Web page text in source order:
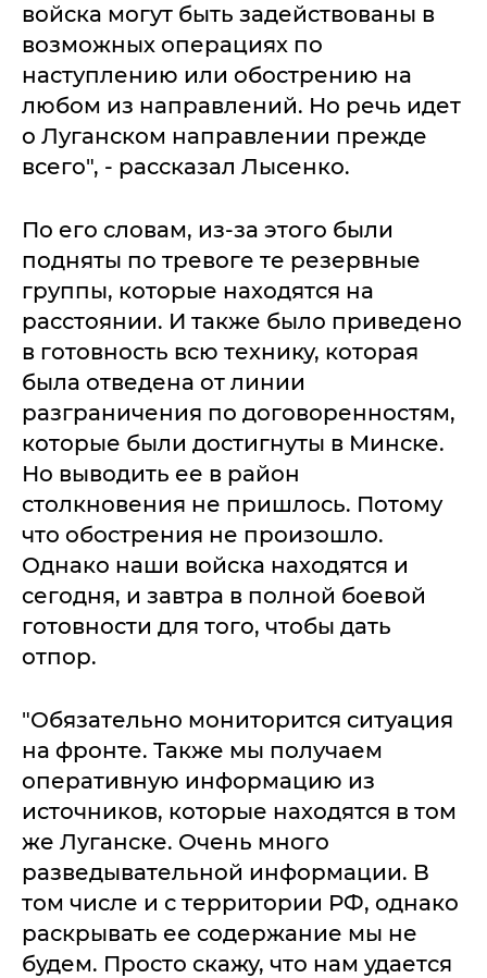
войска могут быть задействованы в
возможных операциях по
наступлению или обострению на
любом из направлений. Но речь идет
о Луганском направлении прежде
всего", - рассказал Лысенко.
По его словам, из-за этого были
подняты по тревоге те резервные
группы, которые находятся на
расстоянии. И также было приведено
в готовность всю технику, которая
была отведена от линии
разграничения по договоренностям,
которые были достигнуты в Минске.
Но выводить ее в район
столкновения не пришлось. Потому
что обострения не произошло.
Однако наши войска находятся и
сегодня, и завтра в полной боевой
готовности для того, чтобы дать
отпор.
"Обязательно мониторится ситуация
на фронте. Также мы получаем
оперативную информацию из
источников, которые находятся в том
же Луганске. Очень много
разведывательной информации. В
том числе и с территории РФ, однако
раскрывать ее содержание мы не
будем. Просто скажу, что нам удается